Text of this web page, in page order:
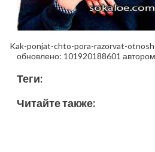
Kak-ponjat-chto-pora-razorvat-
обновлено: 101920188601
Теги:
Читайте также: